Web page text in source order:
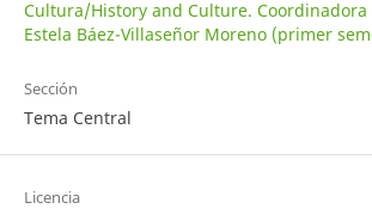
Cultura/History and Culture. Coordinadora
Estela Báez-Villaseñor Moreno (primer
Sección
Tema Central
Licencia